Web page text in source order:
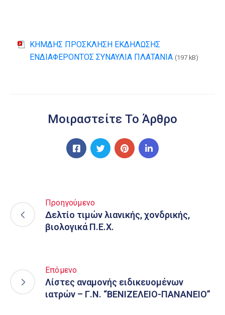
ΚΗΜΔΗΣ ΠΡΟΣΚΛΗΣΗ ΕΚΔΗΛΩΣΗΣ
ΕΝΔΙΑΦΕΡΟΝΤΟΣ ΣΥΝΑΥΛΙΑ ΠΛΑΤΑΝΙΑ (197 kB)
Μοιραστείτε Το Άρθρο
Προηγούμενο
Δελτίο τιμών λιανικής, χονδρικής,
βιολογικά Π.Ε.Χ.
Επόμενο
Λίστες αναμονής ειδικευομένων
ιατρών – Γ.Ν. “ΒΕΝΙΖΕΛΕΙΟ-ΠΑΝΑΝΕΙΟ”